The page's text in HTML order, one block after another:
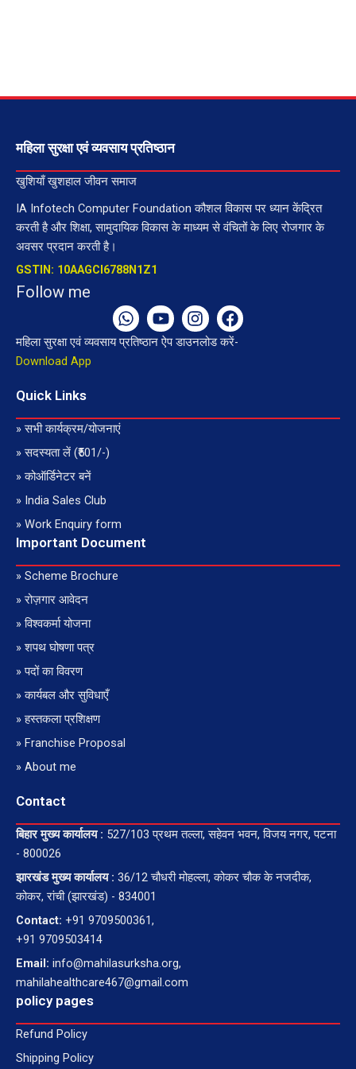
महिला सुरक्षा एवं व्यवसाय प्रतिष्ठान
खुशियाँ खुशहाल जीवन समाज
IA Infotech Computer Foundation कौशल विकास पर ध्यान केंद्रित
करती है और शिक्षा, सामुदायिक विकास के माध्यम से वंचितों के लिए रोजगार के
अवसर प्रदान करती है।
GSTIN: 10AAGCI6788N1Z1
Follow me
W
h
a
p
Y
o
u
e
I
n
s
r
F
a
c
o
महिला सुरक्षा एवं व्यवसाय प्रतिष्ठान ऐप डाउनलोड करें-
Download App
Quick Links
» सभी कार्यक्रम/योजनाएं
» सदस्यता लें (₹501/-)
» कोऑर्डिनेटर बनें
» India Sales Club
» Work Enquiry form
Important Document
» Scheme Brochure
» रोज़गार आवेदन
» विश्वकर्मा योजना
» शपथ घोषणा पत्र
» पदों का विवरण
» कार्यबल और सुविधाएँ
» हस्तकला प्रशिक्षण
» Franchise Proposal
» About me
Contact
बिहार मुख्य कार्यालय : 527/103 प्रथम तल्ला, सहेवन भवन, विजय नगर, पटना
- 800026
झारखंड मुख्य कार्यालय : 36/12 चौधरी मोहल्ला, कोकर चौक के नजदीक,
कोकर, रांची (झारखंड) - 834001
Contact: +91 9709500361,
+91 9709503414
Email: info@mahilasurksha.org,
mahilahealthcare467@gmail.com
policy pages
Refund Policy
Shipping Policy